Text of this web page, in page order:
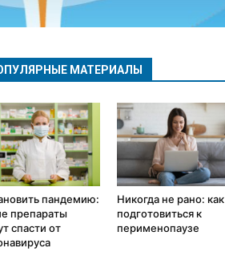
МАТЕРИАЛЫ
пандемию:
препараты
спасти от
Никогда не рано: как
подготовиться к
перименопаузе